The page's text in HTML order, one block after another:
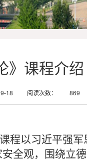
》课程介绍
18 阅读次数： 869
程以习近平强
全观，围绕立